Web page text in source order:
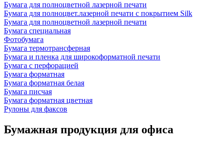
Бумага для полноцветной лазерной печати
Бумага для полноцвет.лазерной печати с покрытием Silk
Бумага для полноцветной лазерной печати
Бумага специальная
Фотобумага
Бумага термотрансферная
Бумага и пленка для широкоформатной печати
Бумага с перфорацией
Бумага форматная
Бумага форматная белая
Бумага писчая
Бумага форматная цветная
Рулоны для факсов
Бумажная продукция для офиса